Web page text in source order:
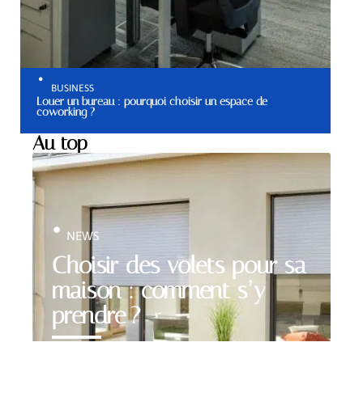
BUSINESS
Louer un bureau : pourquoi choisir un espace de
coworking ?
Au top
Choisir des volets pour sa
maison : comment s’y
prendre ?
NEWS